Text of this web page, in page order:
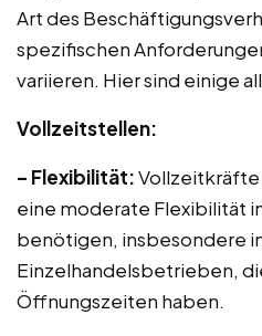
Art des
spezifischen
variieren. Hier sind einige
Vollzeitstellen:
– Flexibilität:Vollzeitkräfte
eine moderate Flexibilität
benötigen, insbesondere
Einzelhandelsbetrieben,
Öffnungszeiten haben.